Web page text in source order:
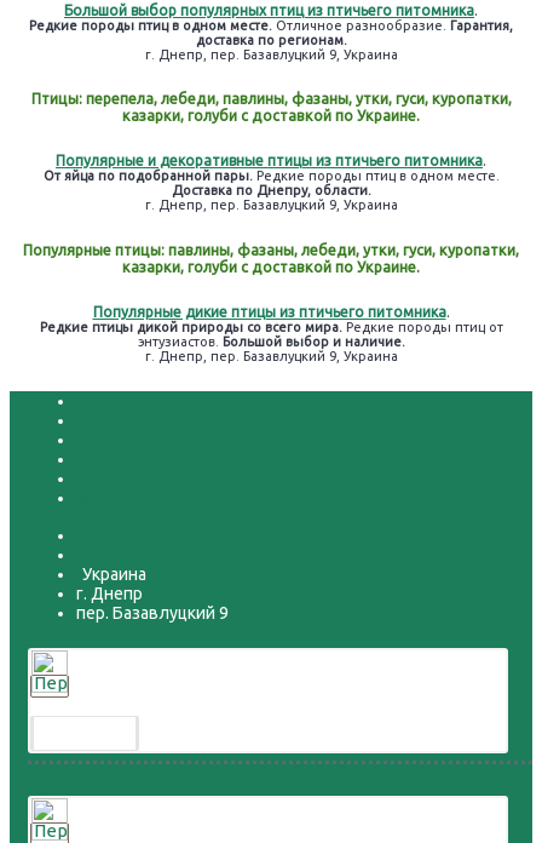
Большой выбор популярных птиц из птичьего питомника.
Редкие породы птиц в одном месте. Отличное разнообразие. Гарантия,
доставка по регионам.
г. Днепр, пер. Базавлуцкий 9, Украина
Птицы: перепела, лебеди, павлины, фазаны, утки, гуси, куропатки,
казарки, голуби с доставкой по Украине.
Популярные и декоративные птицы из птичьего питомника.
От яйца по подобранной пары. Редкие породы птиц в одном месте.
Доставка по Днепру, области.
г. Днепр, пер. Базавлуцкий 9, Украина
Популярные птицы: павлины, фазаны, лебеди, утки, гуси, куропатки,
казарки, голуби с доставкой по Украине.
Популярные дикие птицы из птичьего питомника.
Редкие птицы дикой природы со всего мира. Редкие породы птиц от
энтузиастов. Большой выбор и наличие.
г. Днепр, пер. Базавлуцкий 9, Украина
Украина
г. Днепр
пер. Базавлуцкий 9